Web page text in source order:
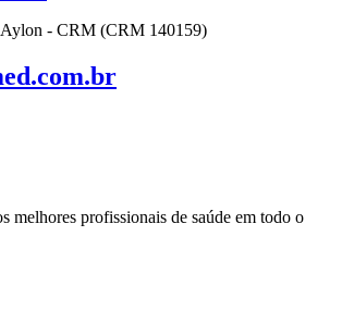
- CRM (CRM 140159)
melhores profissionais de saúde em todo o